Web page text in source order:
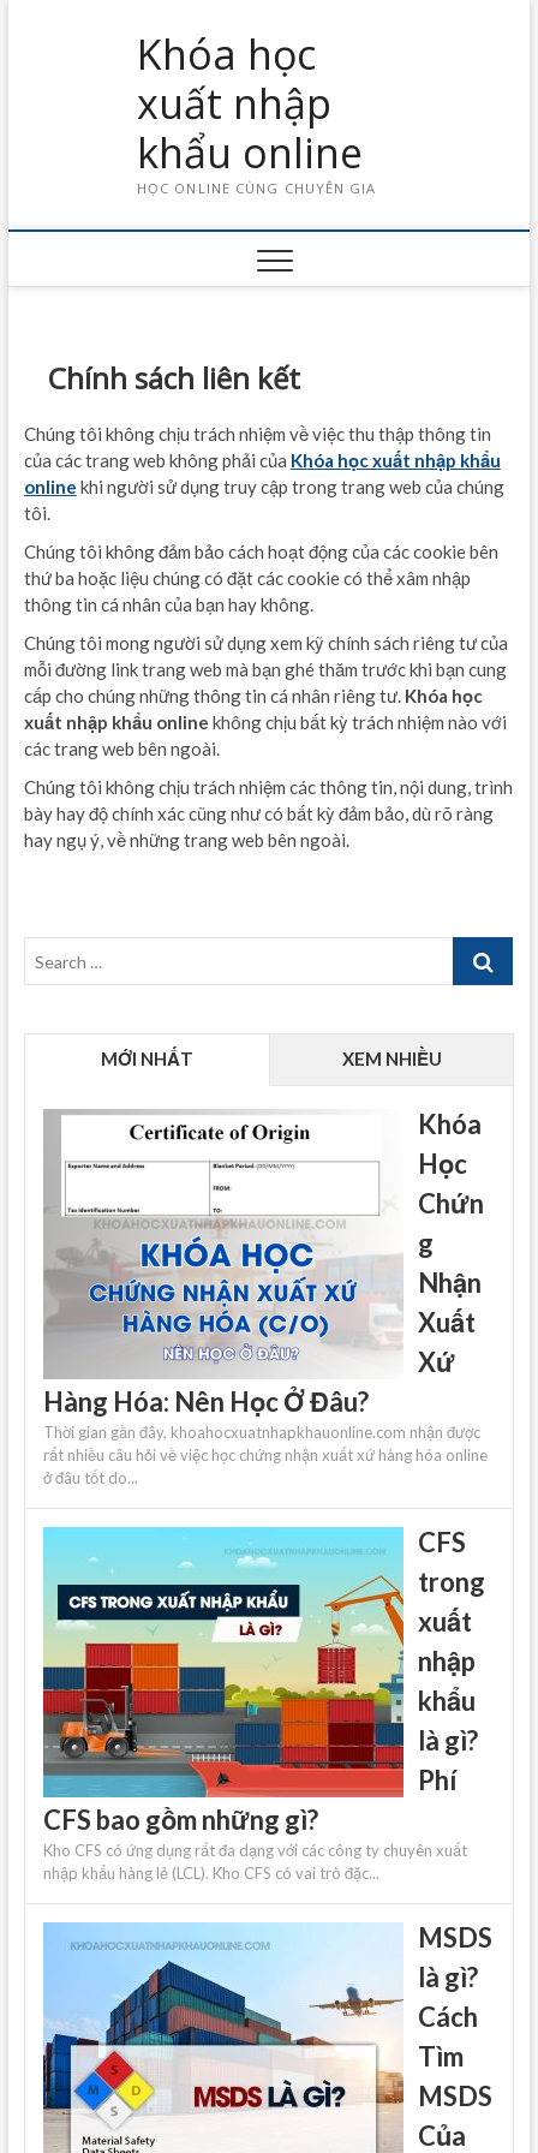
Khóa học
xuất nhập
khẩu online
HỌC ONLINE CÙNG CHUYÊN GIA
Chính sách liên kết
Chúng tôi không chịu trách nhiệm về việc thu thập thông tin
của các trang web không phải của Khóa học xuất nhập khẩu
online khi người sử dụng truy cập trong trang web của chúng
tôi.
Chúng tôi không đảm bảo cách hoạt động của các cookie bên
thứ ba hoặc liệu chúng có đặt các cookie có thể xâm nhập
thông tin cá nhân của bạn hay không.
Chúng tôi mong người sử dụng xem kỹ chính sách riêng tư của
mỗi đường link trang web mà bạn ghé thăm trước khi bạn cung
cấp cho chúng những thông tin cá nhân riêng tư. Khóa học
xuất nhập khẩu online không chịu bất kỳ trách nhiệm nào với
các trang web bên ngoài.
Chúng tôi không chịu trách nhiệm các thông tin, nội dung, trình
bày hay độ chính xác cũng như có bất kỳ đảm bảo, dù rõ ràng
hay ngụ ý, về những trang web bên ngoài.
Search
MỚI NHẤT XEM NHIỀU
Khóa
Học
Chứn
g
Nhận
Xuất
Xứ
Hàng Hóa: Nên Học Ở Đâu?
Thời gian gần đây, khoahocxuatnhapkhauonline.com nhận được
rất nhiều câu hỏi về việc học chứng nhận xuất xứ hàng hóa online
ở đâu tốt do...
CFS
trong
xuất
nhập
khẩu
là gì?
Phí
CFS bao gồm những gì?
Kho CFS có ứng dụng rất đa dạng với các công ty chuyên xuất
nhập khẩu hàng lẻ (LCL). Kho CFS có vai trò đặc...
MSDS
là gì?
Cách
Tìm
MSDS
Của